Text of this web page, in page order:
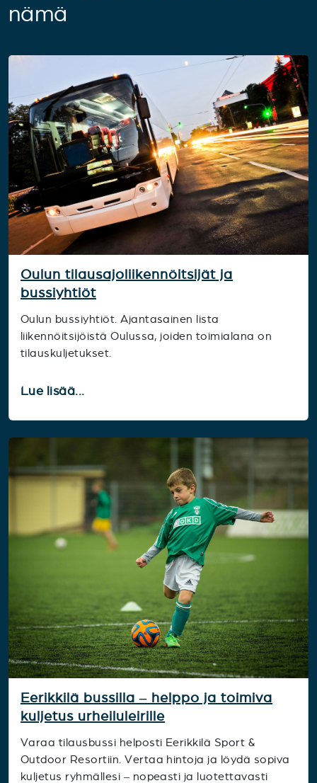
nämä
Oulun tilausajoliikennöitsijät ja
bussiyhtiöt
Oulun bussiyhtiöt. Ajantasainen lista
liikennöitsijöistä Oulussa, joiden toimialana on
tilauskuljetukset.
Lue lisää...
Eerikkilä bussilla – helppo ja toimiva
kuljetus urheiluleirille
Varaa tilausbussi helposti Eerikkilä Sport &
Outdoor Resortiin. Vertaa hintoja ja löydä sopiva
kuljetus ryhmällesi – nopeasti ja luotettavasti